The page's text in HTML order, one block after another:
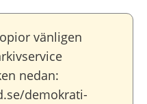
vänligen
nedan:
demokrati-